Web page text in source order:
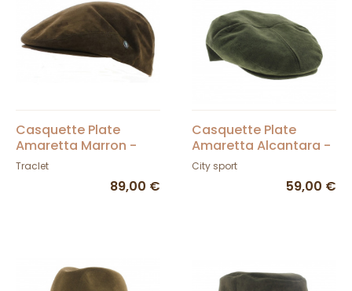
Casquette Plate
Amaretta Marron -
City Sport
Traclet
89,00 €
Casquette Plate
Amaretta Alcantara -
City Sport
City sport
59,00 €